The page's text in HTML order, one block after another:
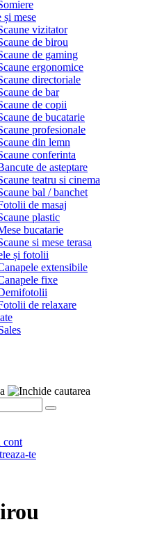
și mese
vizitator
de birou
de gaming
ergonomice
directoriale
de bar
de copii
de bucatarie
profesionale
din lemn
conferinta
de asteptare
teatru si cinema
bal / banchet
de masaj
plastic
bucatarie
si mese terasa
și fotolii
extensibile
fixe
de relaxare
cont
te